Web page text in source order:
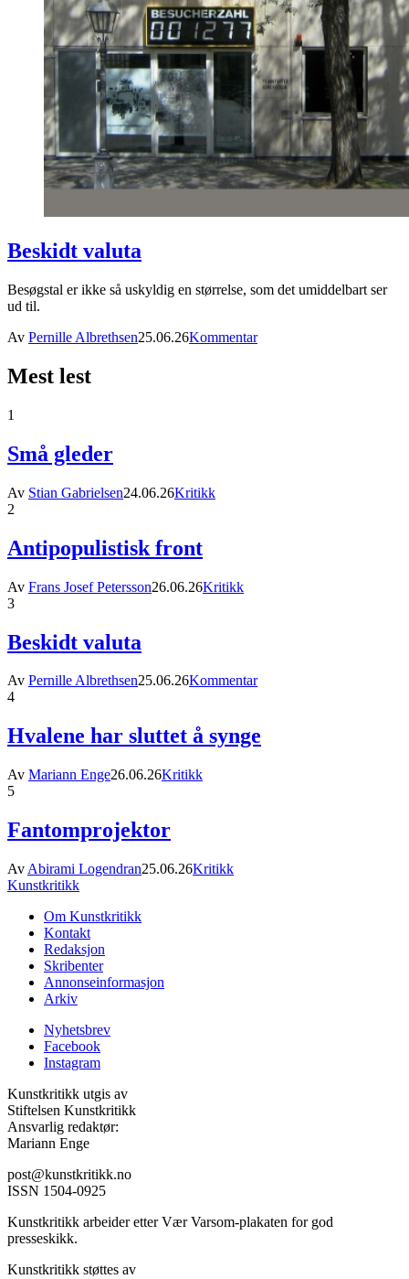
Beskidt valuta
Besøgstal er ikke så uskyldig en størrelse, som det umiddelbart ser
ud til.
Av Pernille Albrethsen25.06.26Kommentar
Mest lest
1
Små gleder
Av Stian Gabrielsen24.06.26Kritikk
2
Antipopulistisk front
Av Frans Josef Petersson26.06.26Kritikk
3
Beskidt valuta
Av Pernille Albrethsen25.06.26Kommentar
4
Hvalene har sluttet å synge
Av Mariann Enge26.06.26Kritikk
5
Fantomprojektor
Av Abirami Logendran25.06.26Kritikk
Kunstkritikk
Om Kunstkritikk
Kontakt
Redaksjon
Skribenter
Annonseinformasjon
Arkiv
Nyhetsbrev
Facebook
Instagram
Kunstkritikk utgis av
Stiftelsen Kunstkritikk
Ansvarlig redaktør:
Mariann Enge
post@kunstkritikk.no
ISSN 1504-0925
Kunstkritikk arbeider etter Vær Varsom-plakaten for god
presseskikk.
Kunstkritikk støttes av